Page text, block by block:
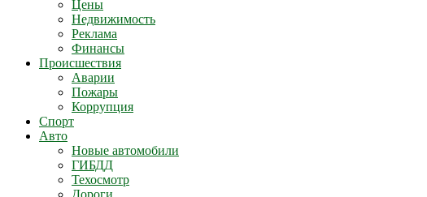
Цены
Недвижимость
Реклама
Финансы
Происшествия
Аварии
Пожары
Коррупция
Спорт
Авто
Новые автомобили
ГИБДД
Техосмотр
Дороги